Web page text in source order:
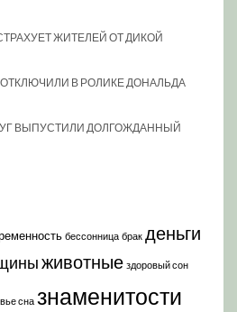
ЖИТЕЛЕЙ ОТ ДИКОЙ
ОТКЛЮЧИЛИ В РОЛИКЕ ДОНАЛЬДА
ВЫПУСТИЛИ ДОЛГОЖДАННЫЙ
бессонница брак деньги
животные здоровый сон
сна знаменитости